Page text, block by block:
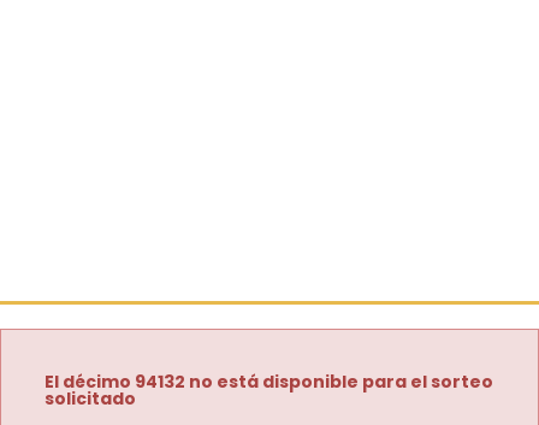
El décimo 94132 no está disponible para el sorteo
solicitado